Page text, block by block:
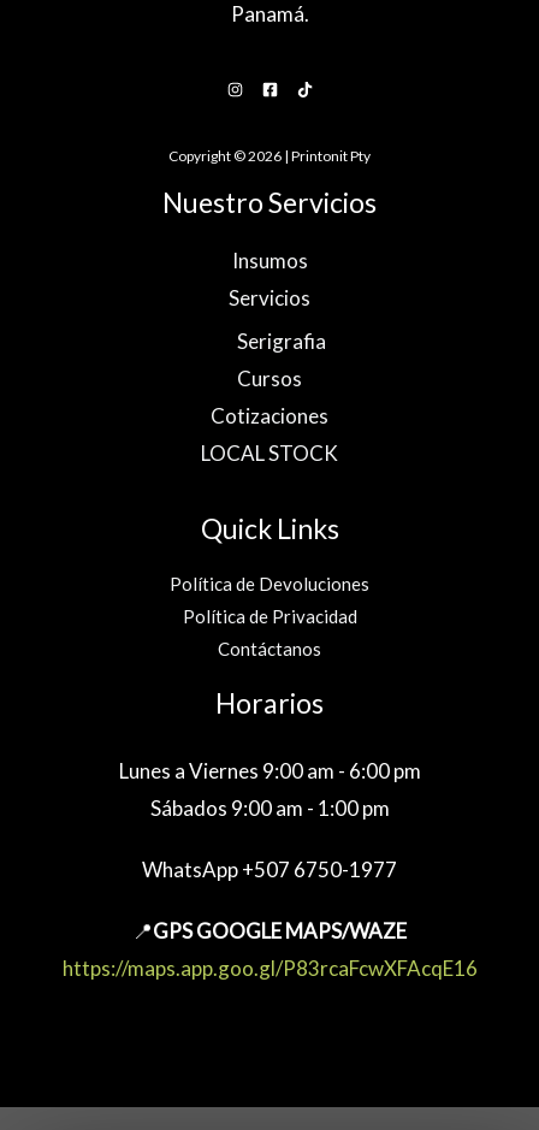
Panamá.
Copyright © 2026 | Printonit Pty
Nuestro Servicios
Insumos
Servicios
Serigrafia
Cursos
Cotizaciones
LOCAL STOCK
Quick Links
Política de Devoluciones
Política de Privacidad
Contáctanos
Horarios
Lunes a Viernes 9:00 am - 6:00 pm
Sábados 9:00 am - 1:00 pm
WhatsApp +507 6750-1977
📍GPS GOOGLE MAPS/WAZE
https://maps.app.goo.gl/P83rcaFcwXFAcqE16